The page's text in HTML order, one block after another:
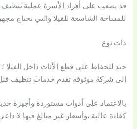
قد يصعب على أفراد الأسرة عملية
للمساحة الشاسعة للفيلا والتي تحتاج
ذات نوع
جيد للحفاظ على قطع الأثاث داخل الفيلا
إلى شركة موثوقة تقدم خدمات تنظيف
بالاعتماد على أدوات مستوردة وأجهزة
كفاءة عالية ،وأسعار غير مبالغ فيها لا